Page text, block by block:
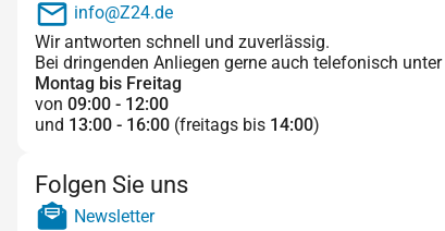
info@Z24.de
Wir antworten schnell und zuverlässig.
Bei dringenden Anliegen gerne auch telefonisch unter
Montag bis Freitag
von 09:00 - 12:00
und 13:00 - 16:00 (freitags bis 14:00)
Folgen Sie uns
Newsletter